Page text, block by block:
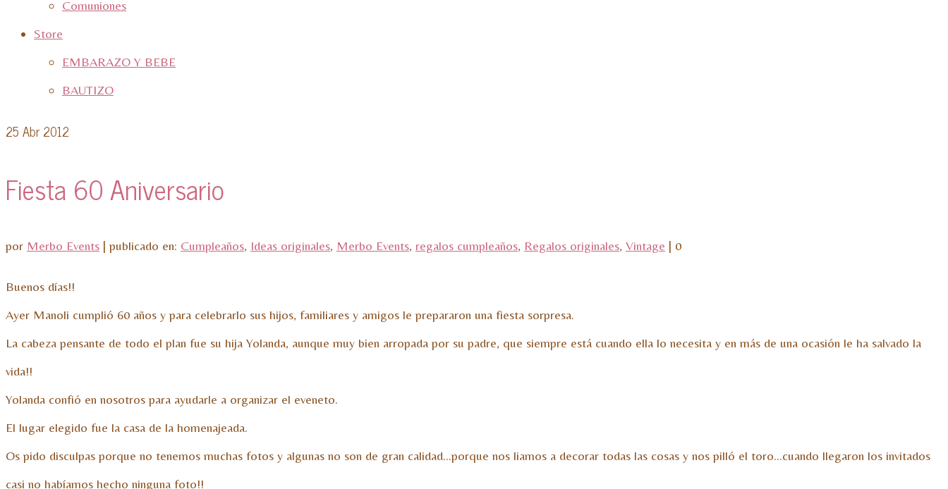
Comuniones
Store
EMBARAZO Y BEBE
BAUTIZO
25 Abr 2012
Fiesta 60 Aniversario
por Merbo Events | publicado en: Cumpleaños, Ideas originales, Merbo Events, regalos cumpleaños, Regalos originales, Vintage | 0
Buenos días!!
Ayer Manoli cumplió 60 años y para celebrarlo sus hijos, familiares y amigos le prepararon una fiesta sorpresa.
La cabeza pensante de todo el plan fue su hija Yolanda, aunque muy bien arropada por su padre, que siempre está cuando ella lo necesita y en más de una ocasión le ha salvado la
vida!!
Yolanda confió en nosotros para ayudarle a organizar el eveneto.
El lugar elegido fue la casa de la homenajeada.
Os pido disculpas porque no tenemos muchas fotos y algunas no son de gran calidad…porque nos liamos a decorar todas las cosas y nos pilló el toro…cuando llegaron los invitados
casi no habíamos hecho ninguna foto!!